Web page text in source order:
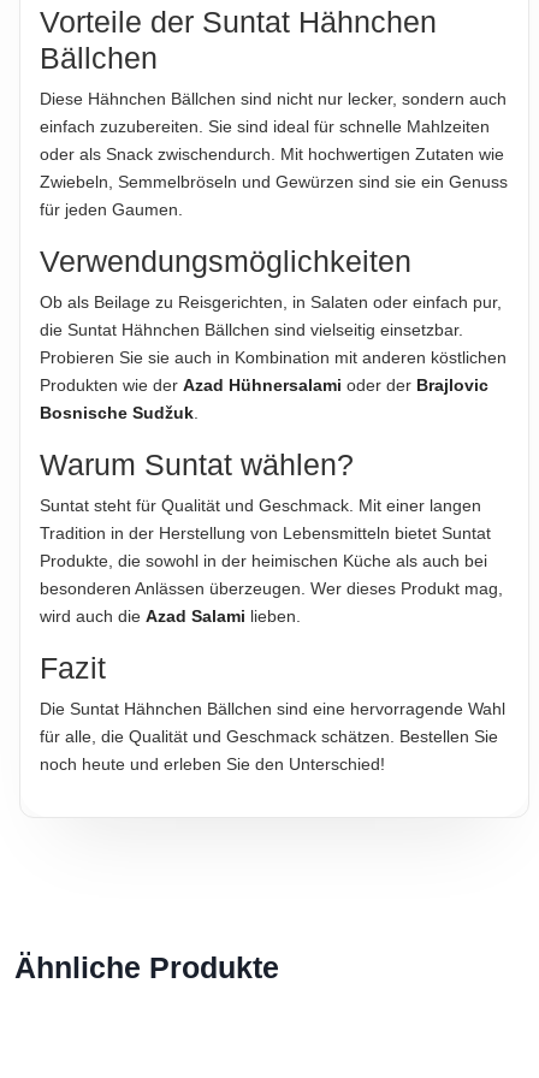
Produktverpackung; nur diese sind verbindlich.
NETTOFÜLLMENGE
Hinweis zur Haftung: Für die vorstehenden Angaben wird keine Haftung
Produktverpackung; nur diese sind verbindlich.
Vorteile der Suntat Hähnchen
Bällchen
Diese Hähnchen Bällchen sind nicht nur lecker, sondern auch
einfach zuzubereiten. Sie sind ideal für schnelle Mahlzeiten
oder als Snack zwischendurch. Mit hochwertigen Zutaten wie
Zwiebeln, Semmelbröseln und Gewürzen sind sie ein Genuss
für jeden Gaumen.
Verwendungsmöglichkeiten
Ob als Beilage zu Reisgerichten, in Salaten oder einfach pur,
die Suntat Hähnchen Bällchen sind vielseitig einsetzbar.
Probieren Sie sie auch in Kombination mit anderen köstlichen
Produkten wie der Azad Hühnersalami oder der Brajlovic
Bosnische Sudžuk
Warum Suntat wählen?
Suntat steht für Qualität und Geschmack. Mit einer langen
Tradition in der Herstellung von Lebensmitteln bietet Suntat
Produkte, die sowohl in der heimischen Küche als auch bei
besonderen Anlässen überzeugen. Wer dieses Produkt mag,
wird auch die Azad Salami lieben.
Fazit
Die Suntat Hähnchen Bällchen sind eine hervorragende Wahl
für alle, die Qualität und Geschmack schätzen. Bestellen Sie
noch heute und erleben Sie den Unterschied!
Ähnliche Produkte